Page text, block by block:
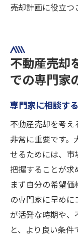
売却計画に役立つ
不動産売却
での専門家
専門家に相談す
不動産売却を考え
非常に重要です。
せるためには、市
把握することが求
まず自分の希望
の専門家に早めに
が活発な時期や、
と、より良い条